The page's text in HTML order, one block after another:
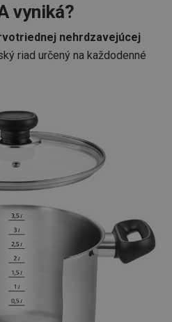
vyniká?
nehrdzavejúcej
riad určený na každodenné